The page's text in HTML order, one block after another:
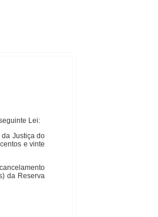
Lei:
da Justiça do
e vinte
da Reserva